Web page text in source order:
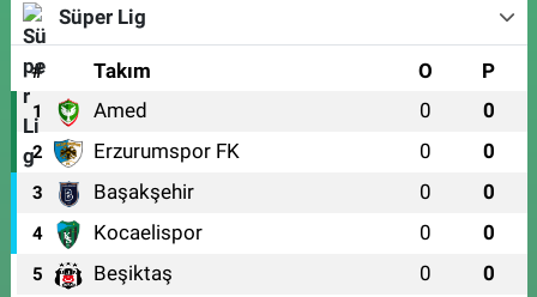
Süper Lig
# Takım O P
1 Amed 0 0
2 Erzurumspor FK 0 0
3 Başakşehir 0 0
4 Kocaelispor 0 0
5 Beşiktaş 0 0